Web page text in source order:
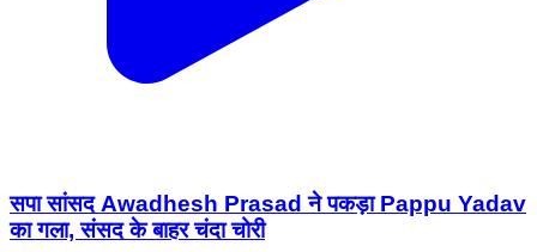
सपा सांसद Awadhesh Prasad ने पकड़ा Pappu Yadav
का गला, संसद के बाहर चंदा चोरी